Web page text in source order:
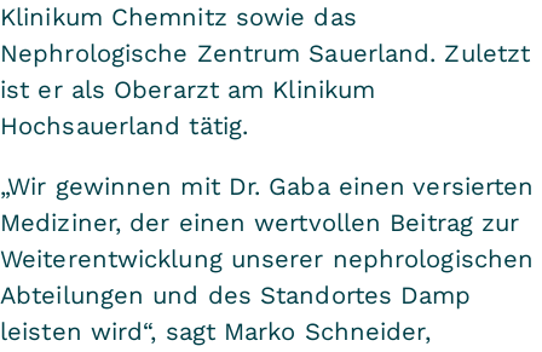
Klinikum Chemnitz sowie das
Nephrologische Zentrum Sauerland. Zuletzt
ist er als Oberarzt am Klinikum
Hochsauerland tätig.
„Wir gewinnen mit Dr. Gaba einen versierten
Mediziner, der einen wertvollen Beitrag zur
Weiterentwicklung unserer nephrologischen
Abteilungen und des Standortes Damp
leisten wird“, sagt Marko Schneider,